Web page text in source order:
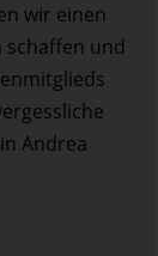
wir einen
und
Andrea